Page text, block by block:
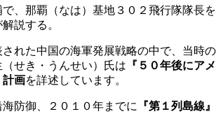
、那覇（なは）基地３０２飛行隊隊長を
説する。
された中国の海軍発展戦略の中で、当時の
せき・うんせい）氏は 『５０年後にアメ
計画を詳述しています。
防御、２０１０年までに
『第１列島線』